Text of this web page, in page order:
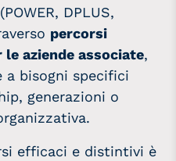
(POWER, DPLUS,
percorsi
aziende associate,
a bisogni specifici
generazioni o
efficaci e distintivi è